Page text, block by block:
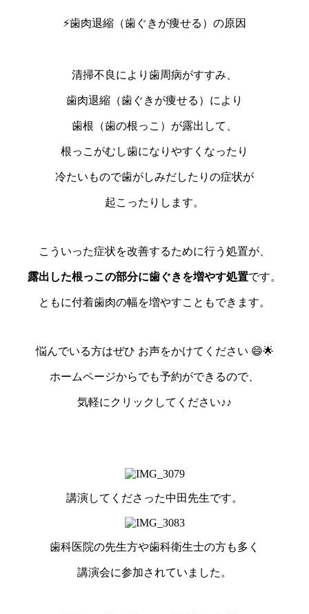
⚡️歯肉退縮（歯ぐきが痩せる）の原因
清掃不良により歯周病がすすみ、
歯肉退縮（歯ぐきが痩せる）により
歯根（歯の根っこ）が露出して、
根っこがむし歯になりやすくなったり
冷たいもので歯がしみだしたりの症状が
起こったりします。
こういった症状を改善するために行う処置が、
露出した根っこの部分に歯ぐきを増やす処置です。
ともに付着歯肉の幅を増やすこともできます。
悩んでいる方はぜひ お声をかけてください 😄🌟
ホームページからでも予約ができるので、
気軽にクリックしてください♪♪
講演してくださった中田先生です。
歯科医院の先生方や歯科衛生士の方も多く
講演会に参加されていました。